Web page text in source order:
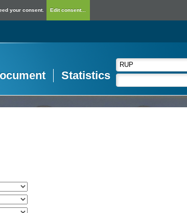
your consent. Edit consent...
Statistics